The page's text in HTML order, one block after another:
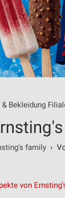
& Bekleidung
family ›
von